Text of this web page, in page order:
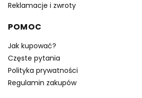
Reklamacje i zwroty
POMOC
Jak kupować?
Częste pytania
Polityka prywatności
Regulamin zakupów